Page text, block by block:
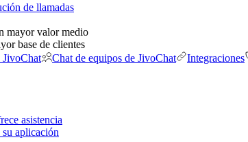
de llamadas
mayor valor medio
base de clientes
JivoChat
Chat de equipos de JivoChat Integraciones
asistencia
su aplicación